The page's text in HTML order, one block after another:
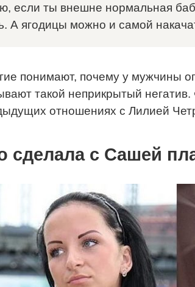
если ты внешне нормальная
А ягодицы можно и самой
понимают, почему у мужчины
такой неприкрытый
отношениях с Лилией
сделала с Сашей